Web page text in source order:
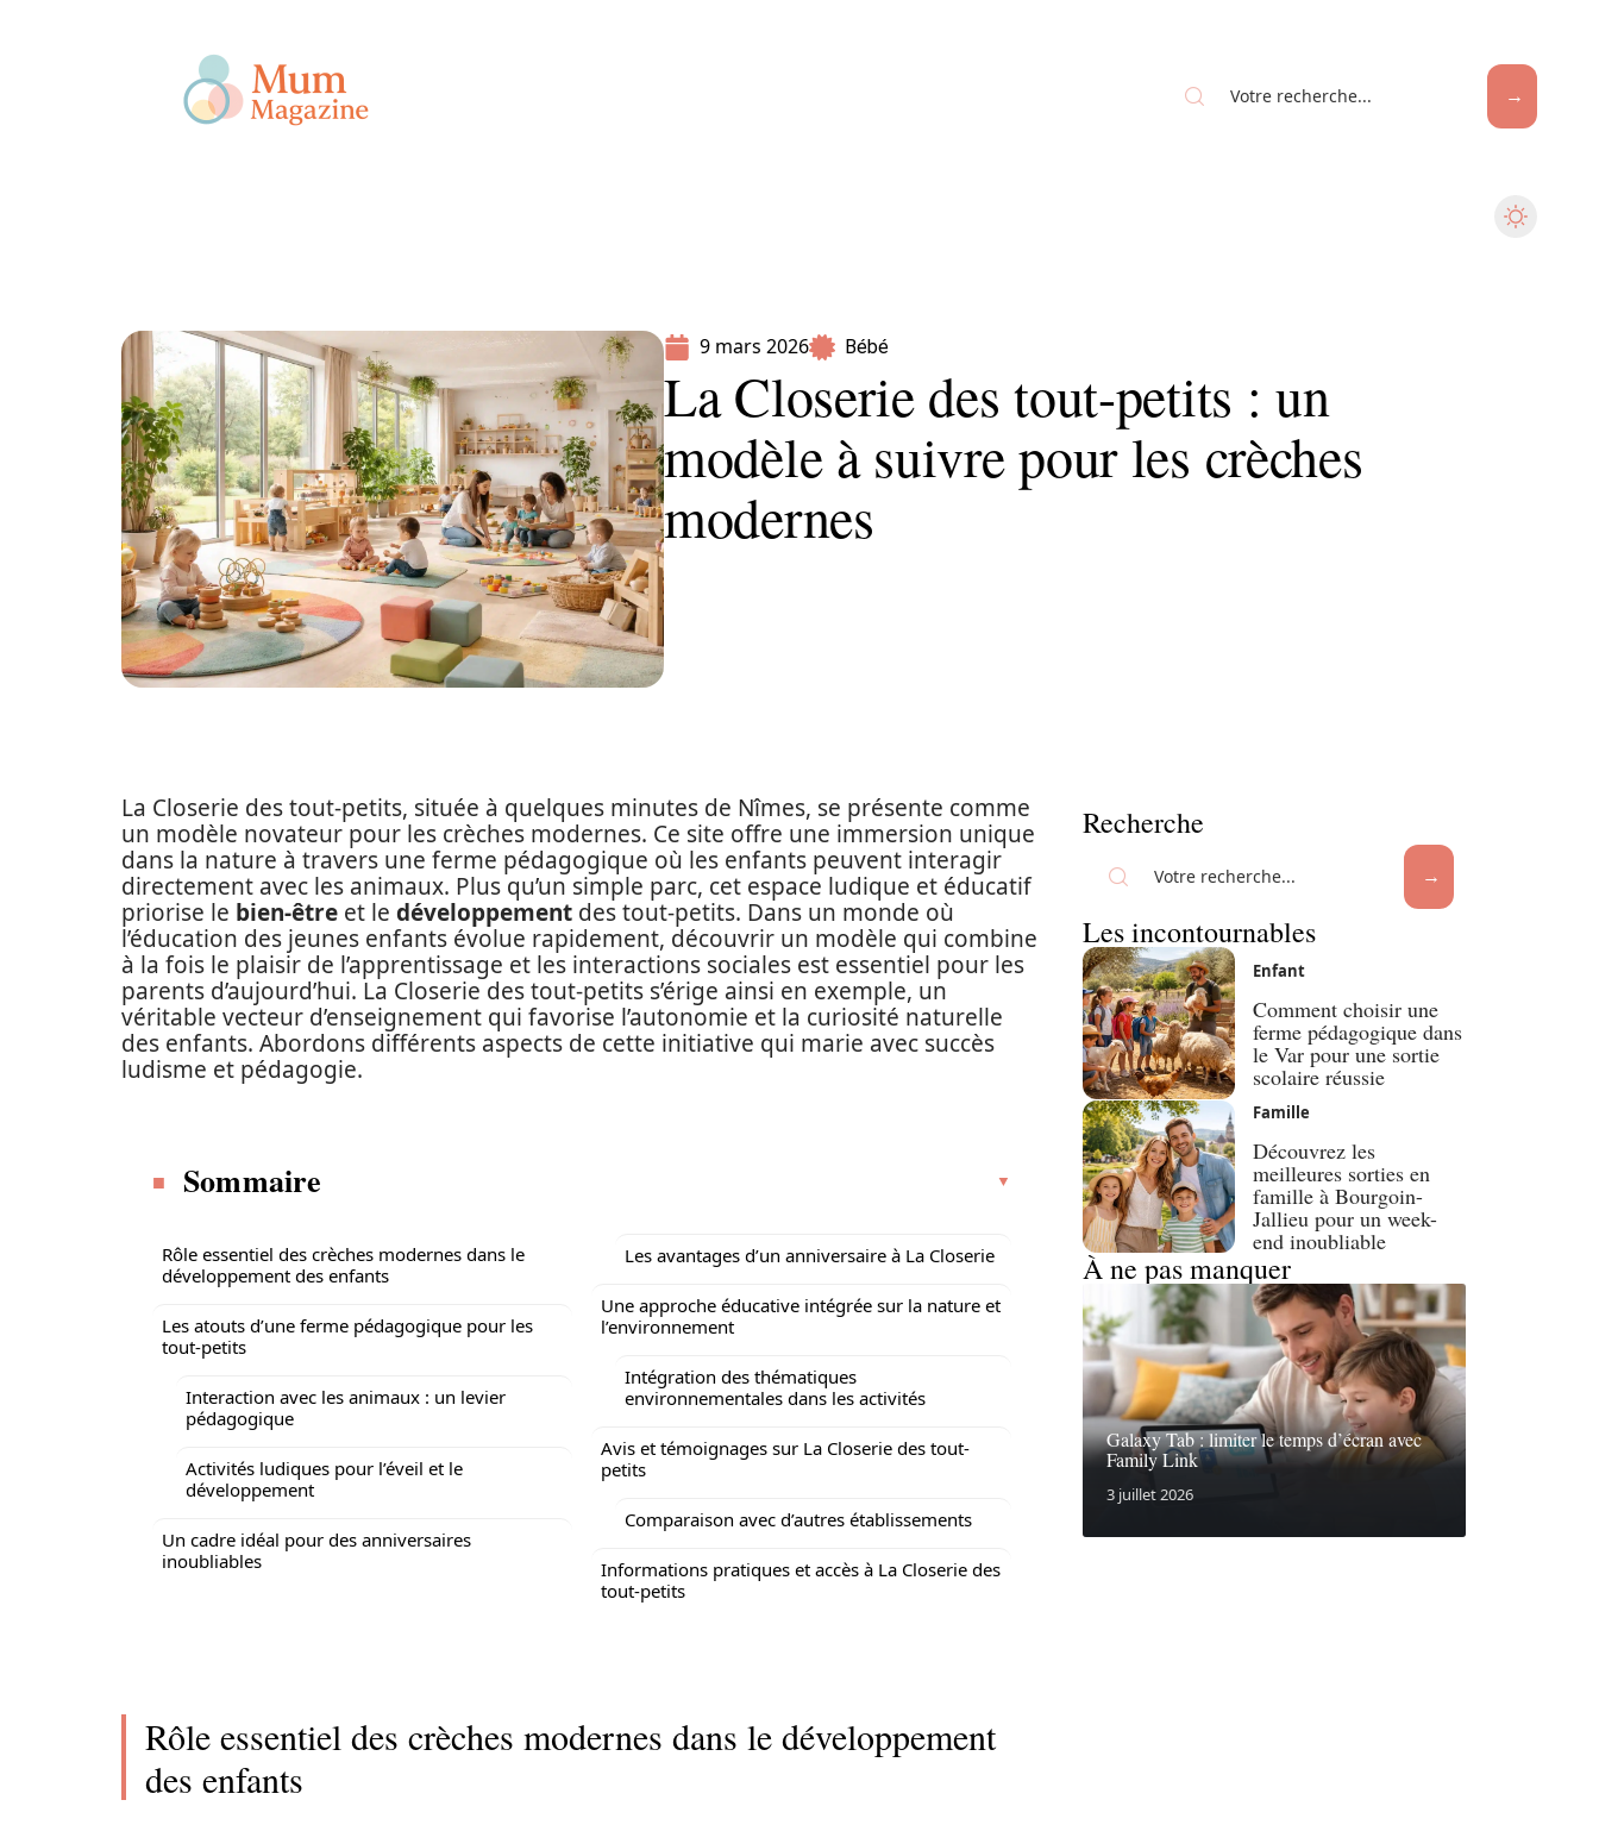
9 mars 2026 Bébé
La Closerie des tout-petits : un
modèle à suivre pour les crèches
modernes
La Closerie des tout-petits, située à quelques minutes de Nîmes, se présente comme
un modèle novateur pour les crèches modernes. Ce site offre une immersion unique
dans la nature à travers une ferme pédagogique où les enfants peuvent interagir
directement avec les animaux. Plus qu’un simple parc, cet espace ludique et éducatif
priorise le bien-être et le développement des tout-petits. Dans un monde où
l’éducation des jeunes enfants évolue rapidement, découvrir un modèle qui combine
à la fois le plaisir de l’apprentissage et les interactions sociales est essentiel pour les
parents d’aujourd’hui. La Closerie des tout-petits s’érige ainsi en exemple, un
véritable vecteur d’enseignement qui favorise l’autonomie et la curiosité naturelle
des enfants. Abordons différents aspects de cette initiative qui marie avec succès
ludisme et pédagogie.
Sommaire
Rôle essentiel des crèches modernes dans le
développement des enfants
Les atouts d’une ferme pédagogique pour les
tout-petits
Interaction avec les animaux : un levier
pédagogique
Activités ludiques pour l’éveil et le
développement
Un cadre idéal pour des anniversaires
inoubliables
Les avantages d’un anniversaire à La Closerie
Une approche éducative intégrée sur la nature et
l’environnement
Intégration des thématiques
environnementales dans les activités
Avis et témoignages sur La Closerie des tout-
petits
Comparaison avec d’autres établissements
Informations pratiques et accès à La Closerie des
tout-petits
Rôle essentiel des crèches modernes dans le développement
des enfants
Recherche
Les incontournables
Enfant
Comment choisir une
ferme pédagogique dans
le Var pour une sortie
scolaire réussie
Famille
Découvrez les
meilleures sorties en
famille à Bourgoin-
Jallieu pour un week-
end inoubliable
À ne pas manquer
Galaxy Tab : limiter le temps d’écran avec
Family Link
3 juillet 2026